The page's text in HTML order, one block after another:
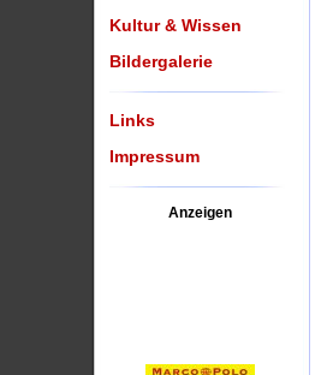
Kultur & Wissen
Bildergalerie
Links
Impressum
Anzeigen